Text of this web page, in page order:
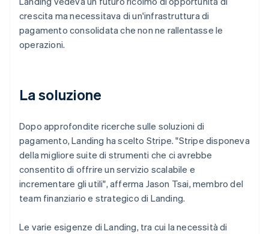
crescita ma necessitava di un'infrastruttura di
pagamento consolidata che non ne rallentasse le
operazioni.
La soluzione
Dopo approfondite ricerche sulle soluzioni di
pagamento, Landing ha scelto Stripe. "Stripe disponeva
della migliore suite di strumenti che ci avrebbe
consentito di offrire un servizio scalabile e
incrementare gli utili", afferma Jason Tsai, membro del
team finanziario e strategico di Landing.
Le varie esigenze di Landing, tra cui la necessità di